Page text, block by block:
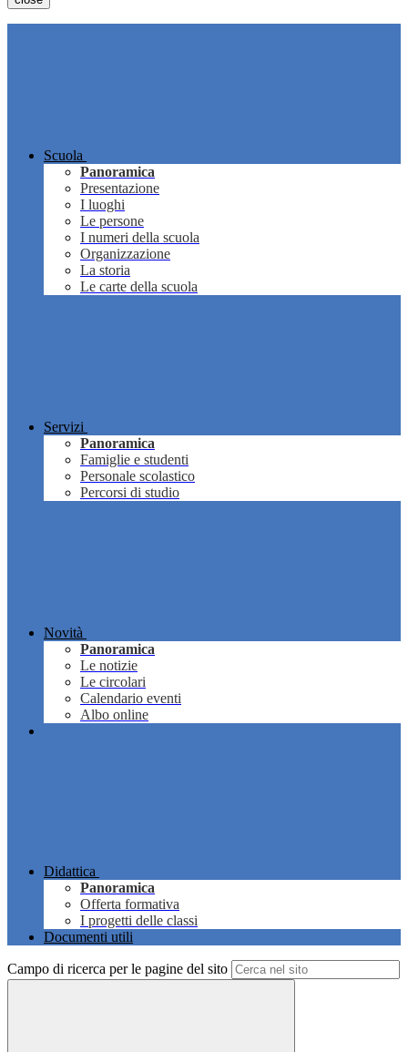
Scuola
Panoramica
Presentazione
I luoghi
Le persone
I numeri della scuola
Organizzazione
La storia
Le carte della scuola
Servizi
Panoramica
Famiglie e studenti
Personale scolastico
Percorsi di studio
Novità
Panoramica
Le notizie
Le circolari
Calendario eventi
Albo online
Didattica
Panoramica
Offerta formativa
I progetti delle classi
Documenti utili
Campo di ricerca per le pagine del sito